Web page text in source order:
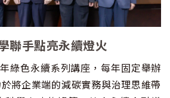
聯手點亮永續燈火
綠色永續系列講座，每年固定舉辦
將企業端的減碳實務與治理思維帶